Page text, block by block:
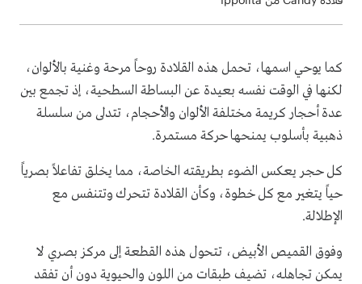
كما يوحي اسمها، تحمل هذه القلادة روحاً مرحة وغنية بالألوان،
لكنها في الوقت نفسه بعيدة عن البساطة السطحية، إذ تجمع بين
عدة أحجار كريمة مختلفة الألوان والأحجام، تتدلى من سلسلة
ذهبية بأسلوب يمنحها حركة مستمرة.
كل حجر يعكس الضوء بطريقته الخاصة، مما يخلق تفاعلاً بصرياً
حياً يتغير مع كل خطوة، وكأن القلادة تتحرك وتتنفس مع
الإطلالة.
وفوق القميص الأبيض، تتحول هذه القطعة إلى مركز بصري لا
يمكن تجاهله، تضيف طبقات من اللون والحيوية دون أن تفقد